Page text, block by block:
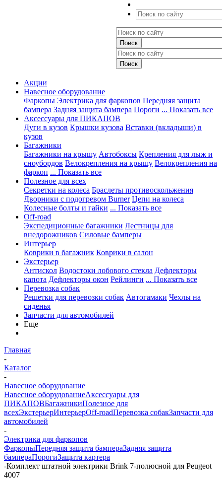
Акции
Навесное оборудование
Фаркопы Электрика для фаркопов Передняя защита
бампера Задняя защита бампера Пороги ... Показать все
Аксессуары для ПИКАПОВ
Дуги в кузов Крышки кузова Вставки (вкладыши) в
кузов
Багажники
Багажники на крышу Автобоксы Крепления для лыж и
сноубордов Велокрепления на крышу Велокрепления на
фаркоп ... Показать все
Полезное для всех
Секретки на колеса Браслеты противоскольжения
Дворники с подогревом Burner Цепи на колеса
Колесные болты и гайки ... Показать все
Off-road
Экспедиционные багажники Лестницы для
внедорожников Силовые бамперы
Интерьер
Коврики в багажник Коврики в салон
Экстерьер
Антискол Водостоки лобового стекла Дефлекторы
капота Дефлекторы окон Рейлинги ... Показать все
Перевозка собак
Решетки для перевозки собак Автогамаки Чехлы на
сиденья
Запчасти для автомобилей
Еще
Главная
-
Каталог
-
Навесное оборудование
Навесное оборудованиеАксессуары для
ПИКАПОВБагажникиПолезное для
всехЭкстерьерИнтерьерOff-roadПеревозка собакЗапчасти для
автомобилей
-
Электрика для фаркопов
ФаркопыПередняя защита бампераЗадняя защита
бампераПорогиЗащита картера
-Комплект штатной электрики Brink 7-полюсной для Peugeot
4007